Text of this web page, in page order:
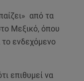
από τα
Μεξικό, όπου
το ενδεχόμενο
επιθυμεί να